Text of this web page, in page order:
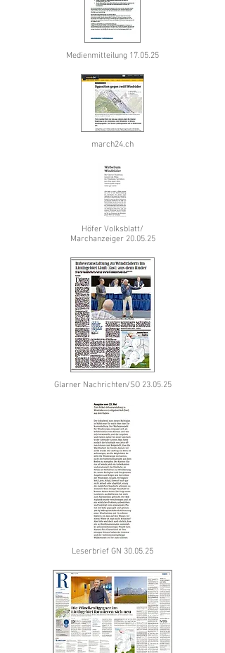
Medienmitteilung 17.05.25
march24.ch
Höfer Volksblatt/
Marchanzeiger 20.05.25
Glarner Nachrichten/SO 23.05.25
Leserbrief GN 30.05.25